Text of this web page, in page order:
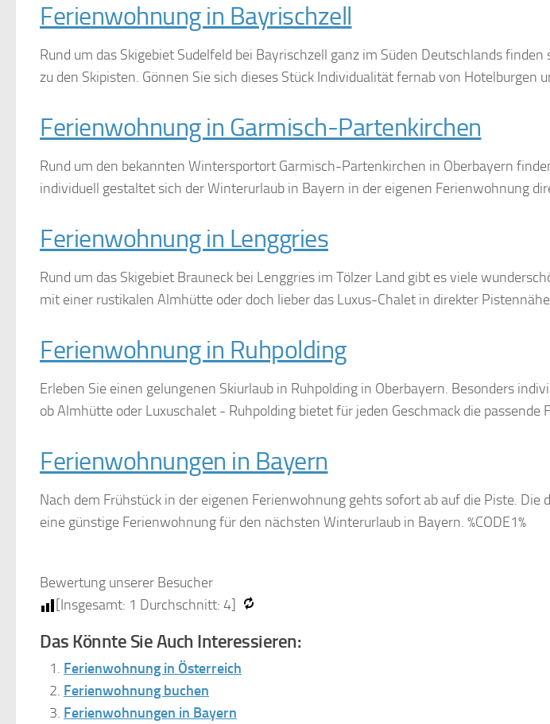
Ferienwohnung in Bayrischzell
Rund um das Skigebiet Sudelfeld bei Bayrischzell ganz im Süden Deutschlands
zu den Skipisten. Gönnen Sie sich dieses Stück Individualität fernab von Hotelburgen
Ferienwohnung in Garmisch-Partenkirchen
Rund um den bekannten Wintersportort Garmisch-Partenkirchen in Oberbayern
individuell gestaltet sich der Winterurlaub in Bayern in der eigenen Ferienwohnung
Ferienwohnung in Lenggries
Rund um das Skigebiet Brauneck bei Lenggries im Tölzer Land gibt es viele
mit einer rustikalen Almhütte oder doch lieber das Luxus-Chalet in direkter
Ferienwohnung in Ruhpolding
Erleben Sie einen gelungenen Skiurlaub in Ruhpolding in Oberbayern. Besonders
ob Almhütte oder Luxuschalet - Ruhpolding bietet für jeden Geschmack die passende
Ferienwohnungen in Bayern
Nach dem Frühstück in der eigenen Ferienwohnung gehts sofort ab auf die Piste.
eine günstige Ferienwohnung für den nächsten Winterurlaub in Bayern. %CODE1%
Bewertung unserer Besucher
[Insgesamt: 1 Durchschnitt: 4]
Das Könnte Sie Auch Interessieren:
Ferienwohnung in Österreich
Ferienwohnung buchen
Ferienwohnungen in Bayern